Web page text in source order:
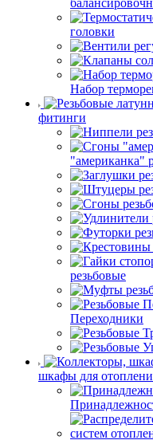
головки
Набор
фитинги
"американка"
резьбовые
Переходники
шкафы для